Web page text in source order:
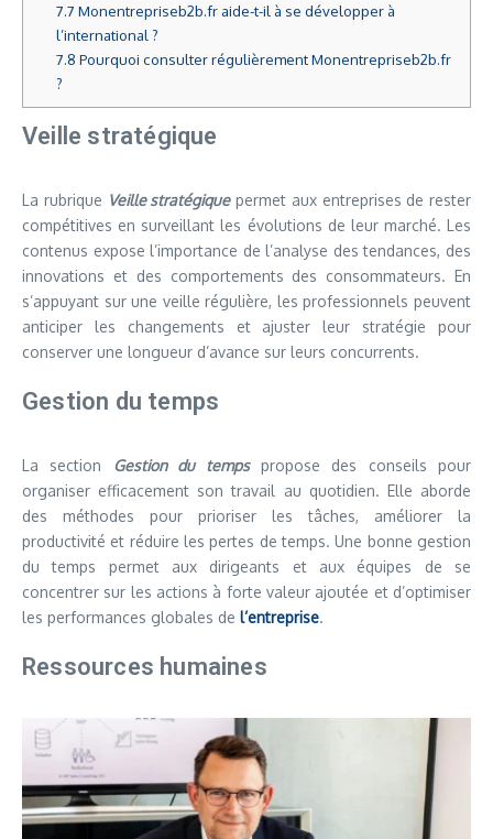
7.7 Monentrepriseb2b.fr aide-t-il à se développer à
l’international ?
7.8 Pourquoi consulter régulièrement Monentrepriseb2b.fr
?
Veille stratégique
La rubrique Veille stratégiquepermet aux entreprises de rester
compétitives en surveillant les évolutions de leur marché. Les
contenus expose l’importance de l’analyse des tendances, des
innovations et des comportements des consommateurs. En
s’appuyant sur une veille régulière, les professionnels peuvent
anticiper les changements et ajuster leur stratégie pour
conserver une longueur d’avance sur leurs concurrents.
Gestion du temps
La section Gestion du tempspropose des conseils pour
organiser efficacement son travail au quotidien. Elle aborde
des méthodes pour prioriser les tâches, améliorer la
productivité et réduire les pertes de temps. Une bonne gestion
du temps permet aux dirigeants et aux équipes de se
concentrer sur les actions à forte valeur ajoutée et d’optimiser
les performances globales de l’entreprise.
Ressources humaines